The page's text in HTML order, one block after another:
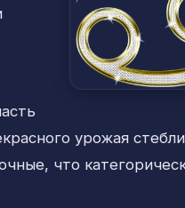
урожая стебли
что